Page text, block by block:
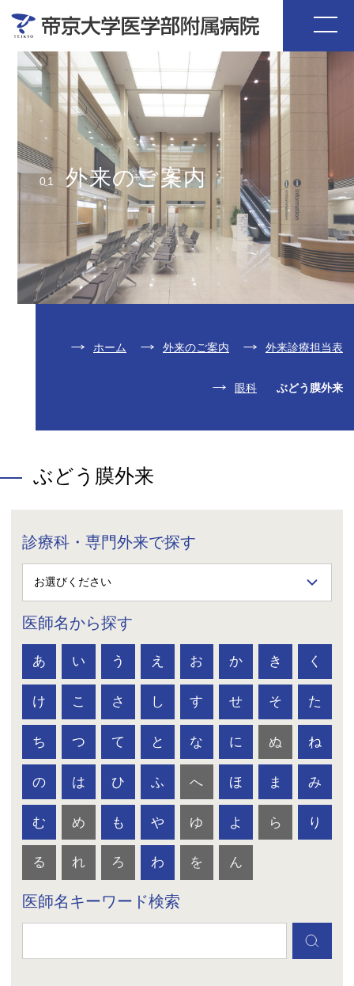
01 外来のご案内
ホーム 外来のご案内 外来診療担当表
眼科 ぶどう膜外来
ぶどう膜外来
診療科・専門外来で探す
医師名から探す
あ い う え お か き く
け こ さ し す せ そ た
ち つ て と な に ぬ ね
の は ひ ふ へ ほ ま み
む め も や ゆ よ ら り
る れ ろ わ を ん
医師名キーワード検索